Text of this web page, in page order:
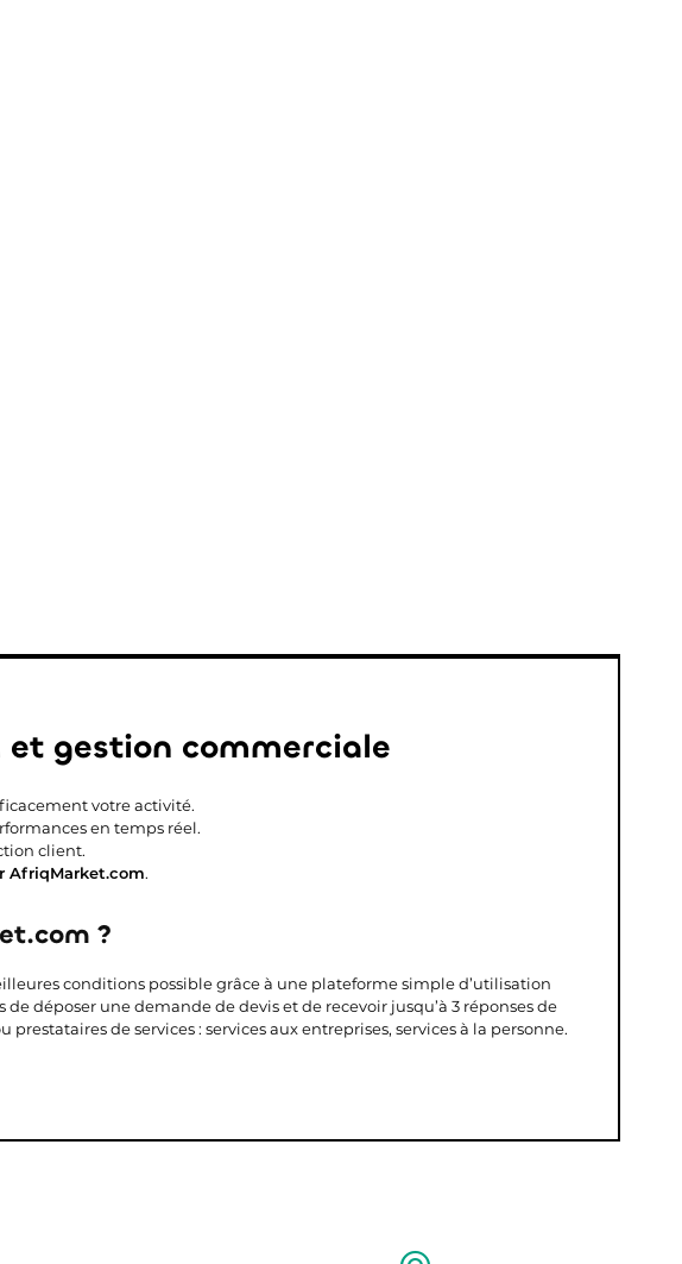
gestion commerciale
votre activité.
en temps réel.
client.
AfriqMarket.com.
?
conditions possible grâce à une plateforme simple d’utilisation
déposer une demande de devis et de recevoir jusqu’à 3 réponses de
de services : services aux entreprises, services à la personne.